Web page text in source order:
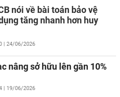
nói về bài toán bảo vệ
tăng nhanh hơn huy
| 24/06/2026
nâng sở hữu lên gần 10%
| 19/06/2026